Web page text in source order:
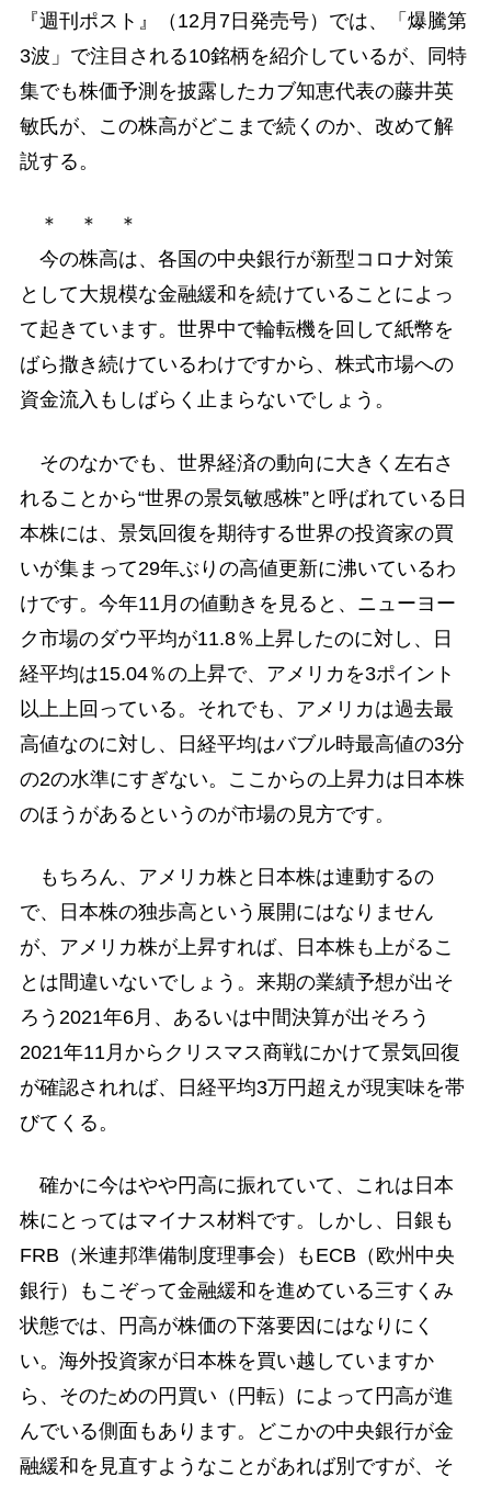
『週刊ポスト』（12月7日発売号）では、「爆騰第
3波」で注目される10銘柄を紹介しているが、同特
集でも株価予測を披露したカブ知恵代表の藤井英
敏氏が、この株高がどこまで続くのか、改めて解
説する。
＊ ＊ ＊
今の株高は、各国の中央銀行が新型コロナ対策
として大規模な金融緩和を続けていることによっ
て起きています。世界中で輪転機を回して紙幣を
ばら撒き続けているわけですから、株式市場への
資金流入もしばらく止まらないでしょう。
そのなかでも、世界経済の動向に大きく左右さ
れることから“世界の景気敏感株”と呼ばれている日
本株には、景気回復を期待する世界の投資家の買
いが集まって29年ぶりの高値更新に沸いているわ
けです。今年11月の値動きを見ると、ニューヨー
ク市場のダウ平均が11.8％上昇したのに対し、日
経平均は15.04％の上昇で、アメリカを3ポイント
以上上回っている。それでも、アメリカは過去最
高値なのに対し、日経平均はバブル時最高値の3分
の2の水準にすぎない。ここからの上昇力は日本株
のほうがあるというのが市場の見方です。
もちろん、アメリカ株と日本株は連動するの
で、日本株の独歩高という展開にはなりません
が、アメリカ株が上昇すれば、日本株も上がるこ
とは間違いないでしょう。来期の業績予想が出そ
ろう2021年6月、あるいは中間決算が出そろう
2021年11月からクリスマス商戦にかけて景気回復
が確認されれば、日経平均3万円超えが現実味を帯
びてくる。
確かに今はやや円高に振れていて、これは日本
株にとってはマイナス材料です。しかし、日銀も
FRB（米連邦準備制度理事会）もECB（欧州中央
銀行）もこぞって金融緩和を進めている三すくみ
状態では、円高が株価の下落要因にはなりにく
い。海外投資家が日本株を買い越していますか
ら、そのための円買い（円転）によって円高が進
んでいる側面もあります。どこかの中央銀行が金
融緩和を見直すようなことがあれば別ですが、そ